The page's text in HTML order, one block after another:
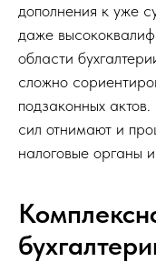
дополнения к уже
даже
области
сложно
подзаконных
сил отнимают и
налоговые органы